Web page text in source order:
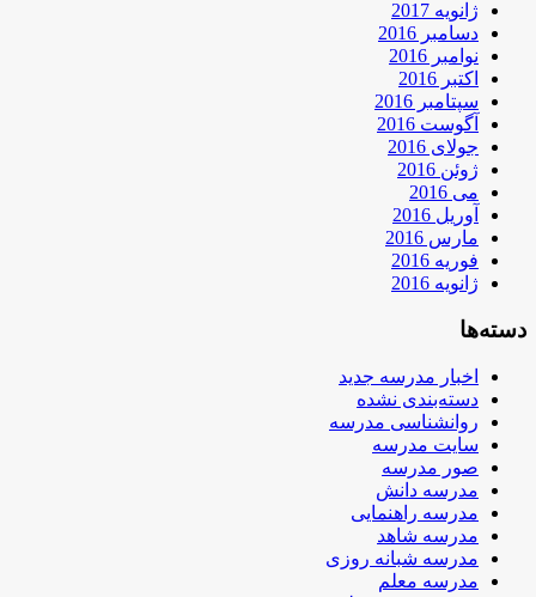
ژانویه 2017
دسامبر 2016
نوامبر 2016
اکتبر 2016
سپتامبر 2016
آگوست 2016
جولای 2016
ژوئن 2016
می 2016
آوریل 2016
مارس 2016
فوریه 2016
ژانویه 2016
دسته‌ها
اخبار مدرسه جدید
دسته‌بندی نشده
روانشناسی مدرسه
سایت مدرسه
صور مدرسه
مدرسه دانش
مدرسه راهنمایی
مدرسه شاهد
مدرسه شبانه روزی
مدرسه معلم